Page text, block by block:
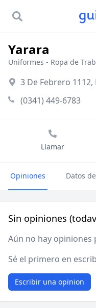
Yarara
Uniformes - Ropa de
3 De Febrero 1112,
(0341) 449-6783
Llamar
Opiniones Datos
Sin opiniones
Aún no hay opiniones
Sé el primero en
Escribir una opinion